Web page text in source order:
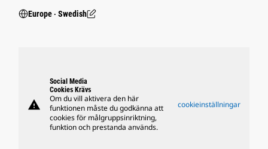
Europe ‧ Swedish
warning
Social Media
Cookies Krävs
Om du vill aktivera den här
funktionen måste du godkänna att
cookies för målgruppsinriktning,
funktion och prestanda används.
cookieinställningar